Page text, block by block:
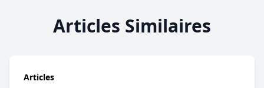
Articles Similaires
Articles